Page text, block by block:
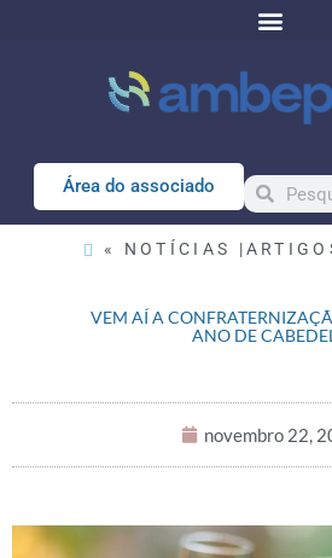
Área do associado
« NOTÍCIAS |
VEM AÍ A
ANO DE
novembro 22,